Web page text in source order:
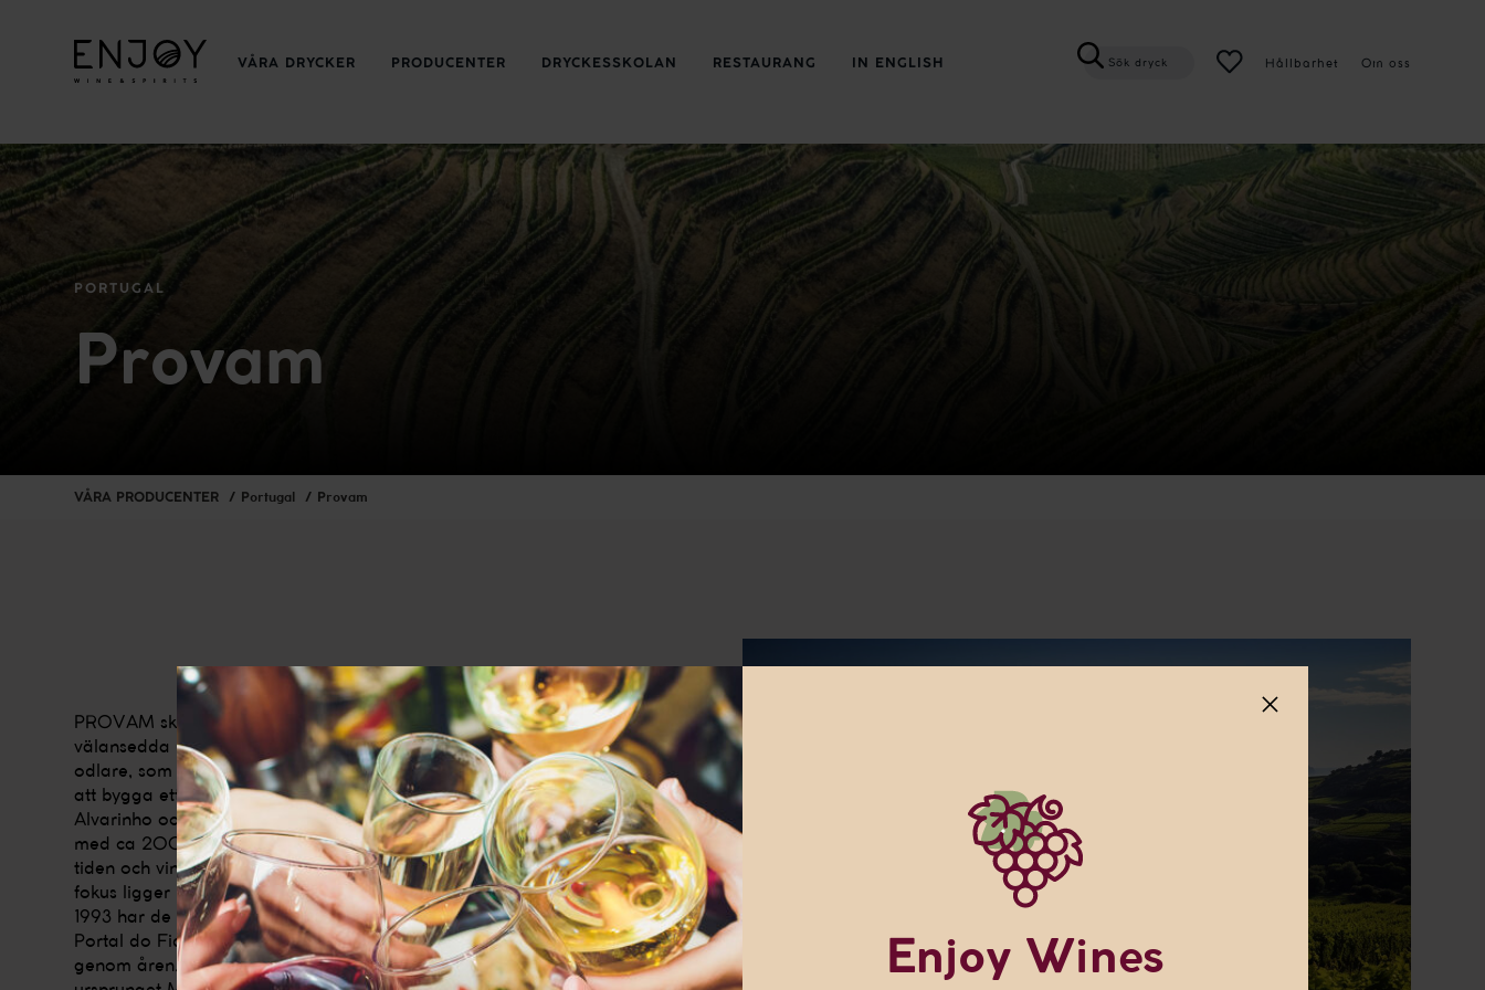
VÅRA DRYCKER PRODUCENTER DRYCKESSKOLAN RESTAURANG IN ENGLISH Sök dryck Hållbarhet Om oss
PORTUGAL
Provam
VÅRA PRODUCENTER Portugal Provam
PROVAM skapades av 10 vinodlare från Vinho Verde i den
välansedda underregionen Monção e Melgaço. Dessa
odlare, som delar sin passion för vin, gick 1992 samman för
att bygga ett modern och funktionellt vineri för produktion av
Alvarinho och Trajadura viner. Provam arbetar tillsammans
med ca 200 små vinodlare sedan över 20 år tillbaka i
tiden och vinifierar omkring 500 000 liter vin per år. Stort
fokus ligger på druvan Alvarinho, sedan deras första årgång
1993 har de vid varje skörd lagrat ett antal flaskor av vinet
Portal do Fidalgo för att studera vilken utveckling vinet får
genom åren. Det har visat sig att druvan Alvarinho och
Enjoy Wines
Denna webbplats innehåller information om
alkoholhaltiga drycker
Jag är 25 år eller äldre
Denna webbplats använder cookies